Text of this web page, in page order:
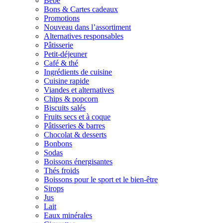
Bons & Cartes cadeaux
Promotions
Nouveau dans l’assortiment
Alternatives responsables
Pâtisserie
Petit-déjeuner
Café & thé
Ingrédients de cuisine
Cuisine rapide
Viandes et alternatives
Chips & popcorn
Biscuits salés
Fruits secs et à coque
Pâtisseries & barres
Chocolat & desserts
Bonbons
Sodas
Boissons énergisantes
Thés froids
Boissons pour le sport et le bien-être
Sirops
Jus
Lait
Eaux minérales